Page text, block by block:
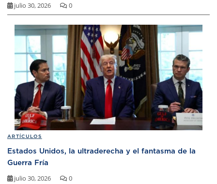
julio 30, 2026 0
ARTÍCULOS
Estados Unidos, la ultraderecha y el fantasma de la
Guerra Fría
julio 30, 2026 0